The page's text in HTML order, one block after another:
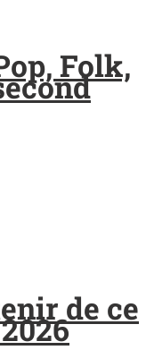
Folk,
de ce